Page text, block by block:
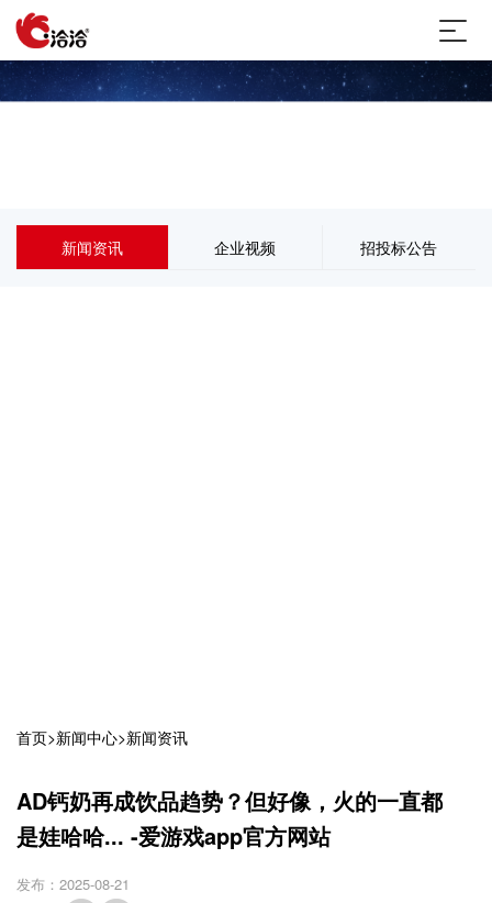
新闻资讯 企业视频 招投标公告
首页>新闻中心>新闻资讯
AD钙奶再成饮品趋势？但好像，火的一直都
是娃哈哈... -爱游戏app官方网站
发布：2025-08-21